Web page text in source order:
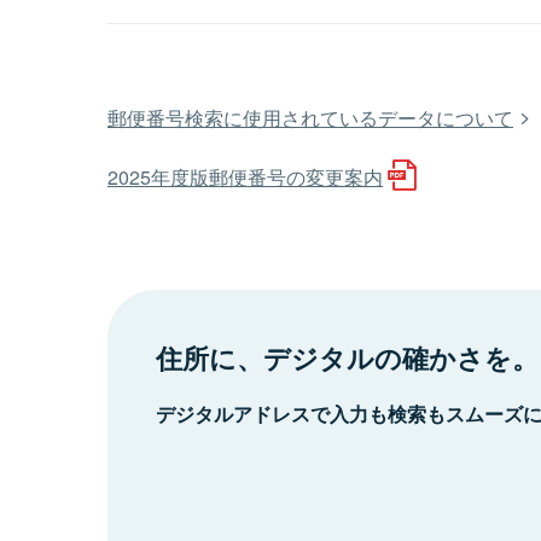
郵便番号検索に使用されているデータについて
2025年度版郵便番号の変更案内
住所に、デジタルの確かさを。
デジタルアドレスで入力も検索もスムーズ